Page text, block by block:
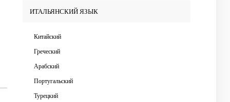
ИТАЛЬЯНСКИЙ ЯЗЫК
Китайский
Греческий
Арабский
Португальский
Турецкий